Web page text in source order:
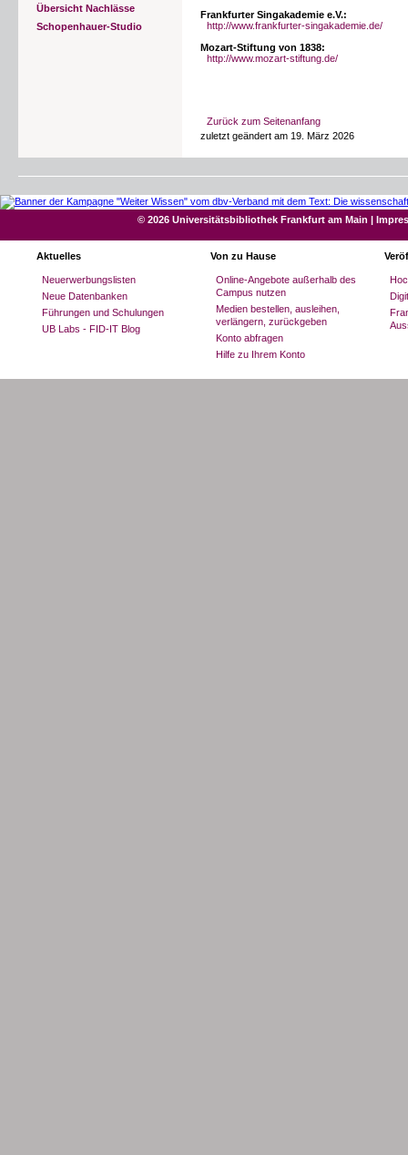
Übersicht Nachlässe
Schopenhauer-Studio
Frankfurter Singakademie e.V.:
http://www.frankfurter-singakademie.de/
Mozart-Stiftung von 1838:
http://www.mozart-stiftung.de/
Zurück zum Seitenanfang
zuletzt geändert am 19. März 2026
© 2026 Universitätsbibliothek Frankfurt am Main
Aktuelles
Neuerwerbungslisten
Neue Datenbanken
Führungen und Schulungen
UB Labs - FID-IT Blog
Von zu Hause
Online-Angebote außerhalb des
Campus nutzen
Medien bestellen, ausleihen,
verlängern, zurückgeben
Konto abfragen
Hilfe zu Ihrem Konto